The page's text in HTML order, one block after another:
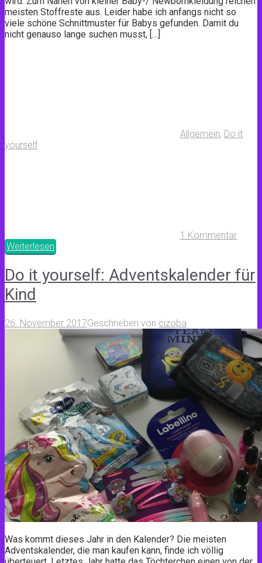
meisten Stoffreste aus. Leider habe ich anfangs nicht so
viele schöne Schnittmuster für Babys gefunden. Damit du
nicht genauso lange suchen musst, […]
Allgemein, Do it
yourself
1 Kommentar
Weiterlesen
Do it yourself: Adventskalender für
Kind
26. November 2017Geschrieben von cizoba
Was kommt dieses Jahr in den Kalender? Die meisten
Adventskalender, die man kaufen kann, finde ich völlig